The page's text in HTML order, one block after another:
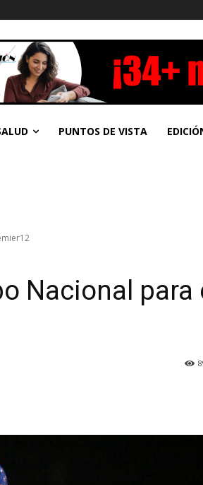
PUNTOS DE VISTA
Nacional para